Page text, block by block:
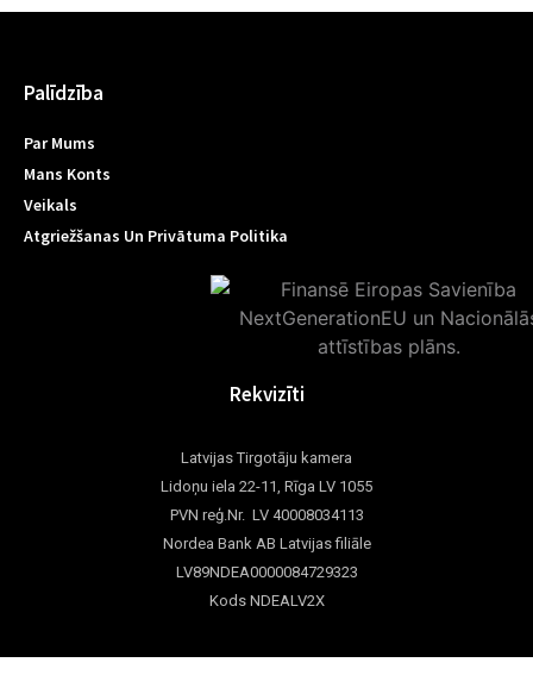
Palīdzība
Par Mums
Mans Konts
Veikals
Atgriežšanas Un Privātuma Politika
Rekvizīti
Latvijas Tirgotāju kamera
Lidoņu iela 22-11, Rīga LV 1055
PVN reģ.Nr. LV 40008034113
Nordea Bank AB Latvijas filiāle
LV89NDEA0000084729323
Kods NDEALV2X